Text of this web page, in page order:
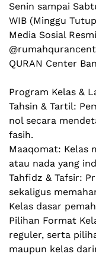
Senin sampai
WIB (Minggu
Media Sosial
QURAN Center
Program Kelas &
Tahsin & Tartil:
nol secara
fasih.
Maaqomat: Kelas
atau nada yang
Tahfidz & Tafsir:
sekaligus
Kelas dasar
Pilihan Format
reguler, serta
maupun kelas